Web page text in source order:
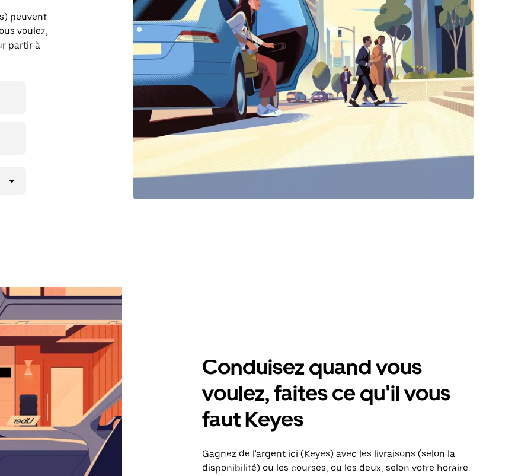
peuvent
voulez,
partir à
Conduisez quand vous
voulez, faites ce qu'il vous
faut Keyes
Gagnez de l'argent ici (Keyes) avec les livraisons (selon la
disponibilité) ou les courses, ou les deux, selon votre horaire.